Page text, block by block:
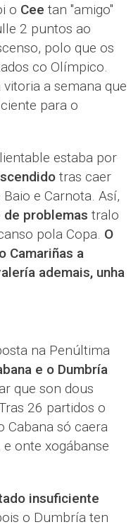
o Cee tan "amigo"
2 puntos ao
polo que os
co Olímpico.
a semana que
para o
estaba por
tras caer
e Carnota. Así,
problemas tralo
pola Copa. O
Camariñas a
ademais, unha
na Penúltima
e o Dumbría
que son dous
26 partidos o
Cabana só caera
onte xogábanse
insuficiente
o Dumbría ten